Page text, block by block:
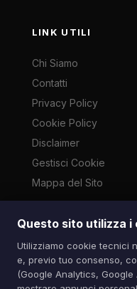
Questo sito utilizza i
Utilizziamo cookie tecnici
e, previo tuo consenso,
(Google Analytics,
LINK UTILI
Chi Siamo
Contatti
Privacy Policy
Cookie Policy
Disclaimer
Gestisci Cookie
Mappa del Sito
Le immagini presenti
cronaca ai sensi